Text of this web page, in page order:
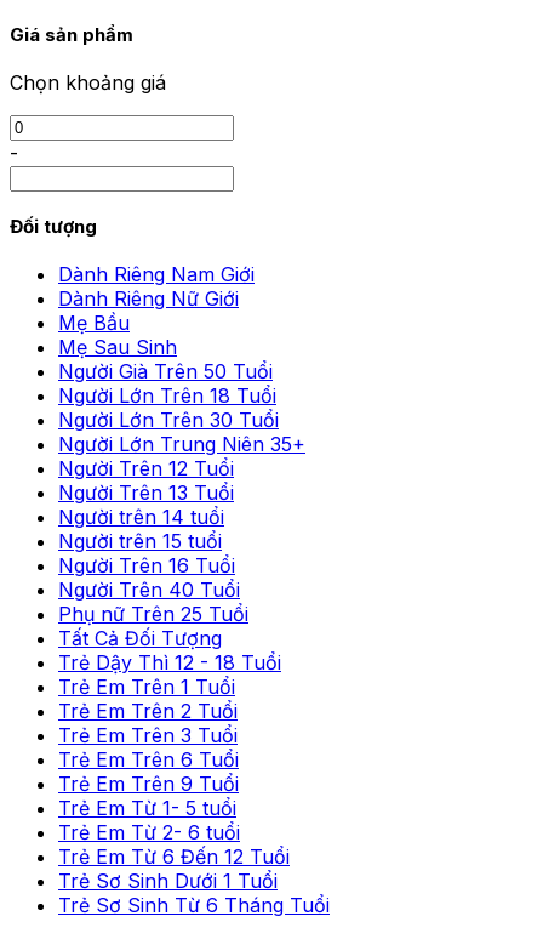
Giá sản phẩm
Chọn khoảng giá
-
Đối tượng
Dành Riêng Nam Giới
Dành Riêng Nữ Giới
Mẹ Bầu
Mẹ Sau Sinh
Người Già Trên 50 Tuổi
Người Lớn Trên 18 Tuổi
Người Lớn Trên 30 Tuổi
Người Lớn Trung Niên 35+
Người Trên 12 Tuổi
Người Trên 13 Tuổi
Người trên 14 tuổi
Người trên 15 tuổi
Người Trên 16 Tuổi
Người Trên 40 Tuổi
Phụ nữ Trên 25 Tuổi
Tất Cả Đối Tượng
Trẻ Dậy Thì 12 - 18 Tuổi
Trẻ Em Trên 1 Tuổi
Trẻ Em Trên 2 Tuổi
Trẻ Em Trên 3 Tuổi
Trẻ Em Trên 6 Tuổi
Trẻ Em Trên 9 Tuổi
Trẻ Em Từ 1- 5 tuổi
Trẻ Em Từ 2- 6 tuổi
Trẻ Em Từ 6 Đến 12 Tuổi
Trẻ Sơ Sinh Dưới 1 Tuổi
Trẻ Sơ Sinh Từ 6 Tháng Tuổi